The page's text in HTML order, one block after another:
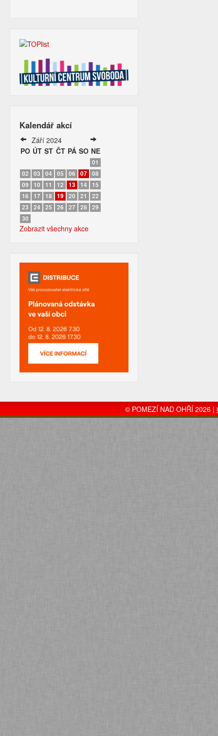
Kalendář akcí
Září 2024
PO ÚT ST ČT PÁ SO NE
01
02
03 04 05 06 07 08
09
10 11 12 13 14
15
16
17 18 19 20 21
22
23
24 25 26 27 28
29
30
Zobrazit všechny akce
© POMEZÍ NAD OHŘÍ 2026 |